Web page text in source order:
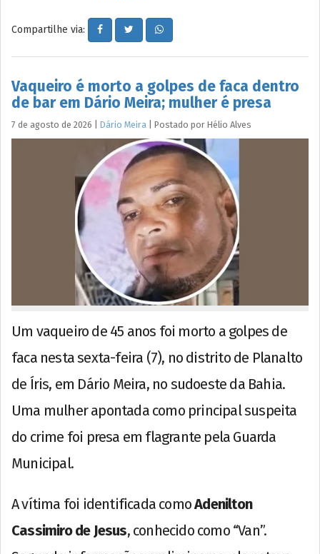
Compartilhe via:
Vaqueiro é morto a golpes de faca dentro
de bar em Dário Meira; mulher é presa
7 de agosto de 2026 Dário Meira Postado por Hélio Alves
Um vaqueiro de 45 anos foi morto a golpes de
faca nesta sexta-feira (7), no distrito de Planalto
de Íris, em Dário Meira, no sudoeste da Bahia.
Uma mulher apontada como principal suspeita
do crime foi presa em flagrante pela Guarda
Municipal.
A vítima foi identificada comoAdenilton
Cassimiro de Jesus, conhecido como “Van”.